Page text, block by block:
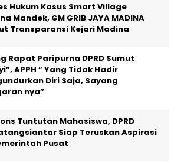
Hukum Kasus Smart Village
Mandek, GM GRIB JAYA MADINA
Transparansi Kejari Madina
Rapat Paripurna DPRD Sumut
APPH ” Yang Tidak Hadir
Diri Saja, Sayang
nya”
Tuntutan Mahasiswa, DPRD
Siap Teruskan Aspirasi
Pusat